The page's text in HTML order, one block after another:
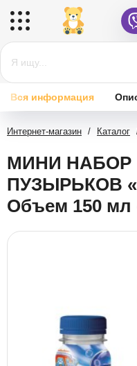
Вся информация
Интернет-магазин / Каталог
МИНИ
ПУЗЫРЬКОВ
Объем 150 мл